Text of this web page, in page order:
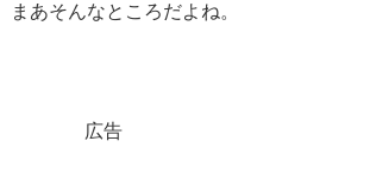
まあそんなところだよね。
広告